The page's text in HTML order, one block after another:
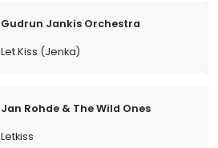
Gudrun Jankis Orchestra
Let Kiss (Jenka)
Jan Rohde & The Wild Ones
Letkiss